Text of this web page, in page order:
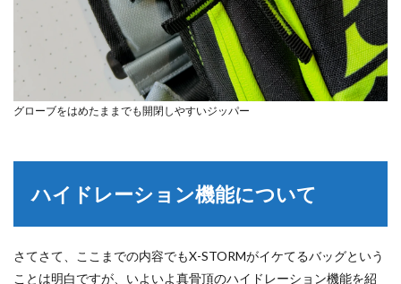
グローブをはめたままでも開閉しやすいジッパー
ハイドレーション機能について
さてさて、ここまでの内容でもX-STORMがイケてるバッグという
ことは明白ですが、いよいよ真骨頂のハイドレーション機能を紹